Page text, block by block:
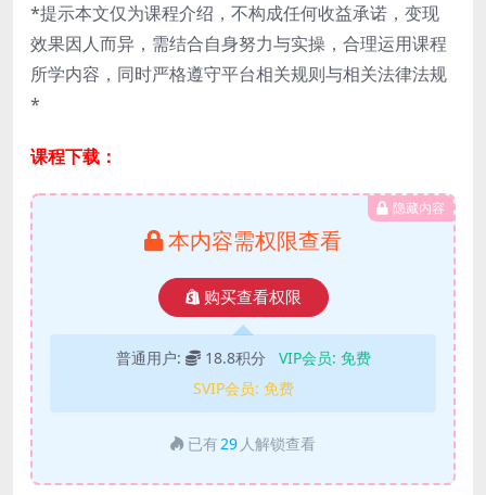
*提示本文仅为课程介绍，不构成任何收益承诺，变现
效果因人而异，需结合自身努力与实操，合理运用课程
所学内容，同时严格遵守平台相关规则与相关法律法规
*
课程下载：
隐藏内容
本内容需权限查看
购买查看权限
普通用户: 18.8积分 VIP会员: 免费
SVIP会员: 免费
已有29 人解锁查看